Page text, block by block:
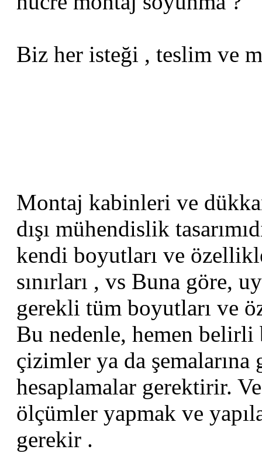
Biz her isteği , teslim ve
Montaj kabinleri ve
dışı mühendislik
kendi boyutları ve
sınırları , vs Buna göre,
gerekli tüm boyutları ve
Bu nedenle, hemen belirli
çizimler ya da
hesaplamalar gerektirir.
ölçümler yapmak ve
gerekir .